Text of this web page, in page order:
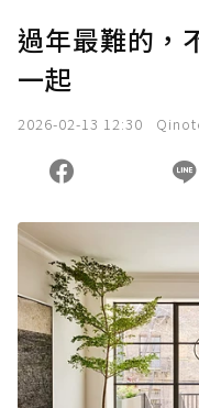
過年最難的，
一起
2026-02-13 12:30